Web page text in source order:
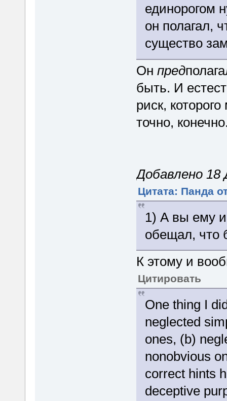
единорогом
он полагал,
существо
Он пред
быть. И
риск,
точно,
Добавлено 18
Цитата: Панда
1) А вы ему
обещал, что
К этому и
Цитировать
One thing I
neglected
ones, (b)
nonobvious
correct hints
deceptive